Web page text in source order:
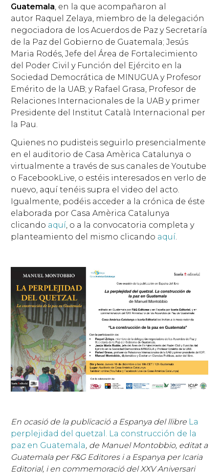
Guatemala , en la que acompañaron al
autor Raquel Zelaya, miembro de la delegación
negociadora de los Acuerdos de Paz y Secretaría
de la Paz del Gobierno de Guatemala; Jesús
Maria Rodés, Jefe del Área de Fortalecimiento
del Poder Civil y Función del Ejército en la
Sociedad Democrática de MINUGUA y Profesor
Emérito de la UAB; y Rafael Grasa, Profesor de
Relaciones Internacionales de la UAB y primer
Presidente del Institut Català Internacional per
la Pau.
Quienes no pudisteis seguirlo presencialmente
en el auditorio de Casa Amèrica Catalunya o
virtualmente a través de sus canales de Youtube
o FacebookLive, o estéis interesados en verlo de
nuevo, aquí tenéis supra el video del acto.
Igualmente, podéis acceder a la crónica de éste
elaborada por Casa Amèrica Catalunya
clicando aquí , o a la convocatoria completa y
planteamiento del mismo clicando aquí
En ocasió de la publicació a Espanya del llibre La
perplejidad del quetzal. La construcción de la
paz en Guatemala, de Manuel Montobbio, editat a
Guatemala per F&G Editores i a Espanya per Icaria
Editorial, i en commemoració del XXV Aniversari